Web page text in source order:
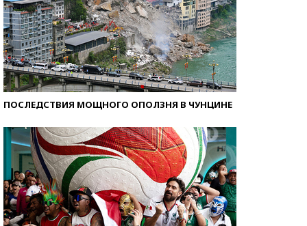
ПОСЛЕДСТВИЯ МОЩНОГО ОПОЛЗНЯ В ЧУНЦИНЕ